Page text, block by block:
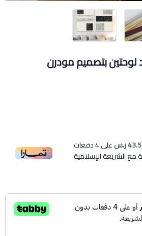
بتصميم مودرن
ر.س على4دفعات
مع الشريعة الإسلامية